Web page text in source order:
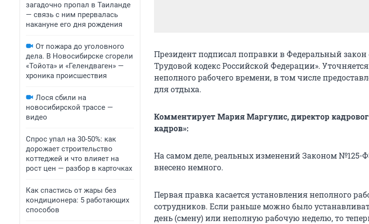
загадочно пропал в Таиланде
— связь с ним прервалась
накануне его дня рождения
От пожара до уголовного
дела. В Новосибирске сгорели
«Тойота» и «Гелендваген» —
хроника происшествия
Лося сбили на
новосибирской трассе —
видео
Спрос упал на 30-50%: как
дорожает строительство
коттеджей и что влияет на
рост цен — разбор в карточках
Как спастись от жары без
кондиционера: 5 работающих
способов
Президент подписал поправки в Федеральный
Трудовой кодекс Российской Федерации».
неполного рабочего времени, в том числе
для отдыха.
Комментирует Мария Маргулис, директор
кадров»:
На самом деле, реальных изменений Законом №125-
внесено немного.
Первая правка касается установления неполного
сотрудников. Если раньше можно было
день (смену) или неполную рабочую неделю, то